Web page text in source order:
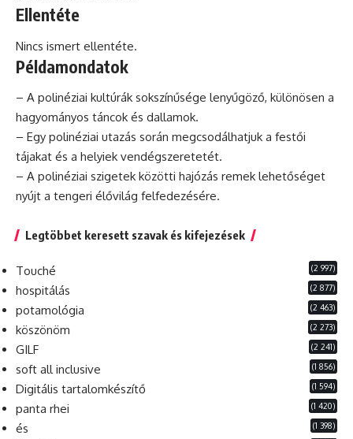
Ellentéte
Nincs ismert ellentéte.
Példamondatok
– A polinéziai kultúrák sokszínűsége lenyűgöző, különösen a
hagyományos táncok és dallamok.
– Egy polinéziai utazás során megcsodálhatjuk a festői
tájakat és a helyiek vendégszeretetét.
– A polinéziai szigetek közötti hajózás remek lehetőséget
nyújt a tengeri élővilág felfedezésére.
Legtöbbet keresett szavak és kifejezések
Touché (2 997)
hospitálás (2 877)
potamológia (2 463)
köszönöm (2 273)
GILF (2 241)
soft all inclusive (1 856)
Digitális tartalomkészítő (1 594)
panta rhei (1 420)
és (1 398)